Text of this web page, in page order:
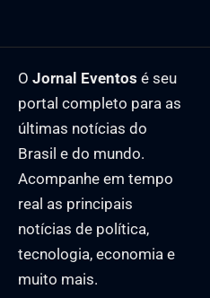
O Jornal Eventos é seu
portal completo para as
últimas notícias do
Brasil e do mundo.
Acompanhe em tempo
real as principais
notícias de política,
tecnologia, economia e
muito mais.